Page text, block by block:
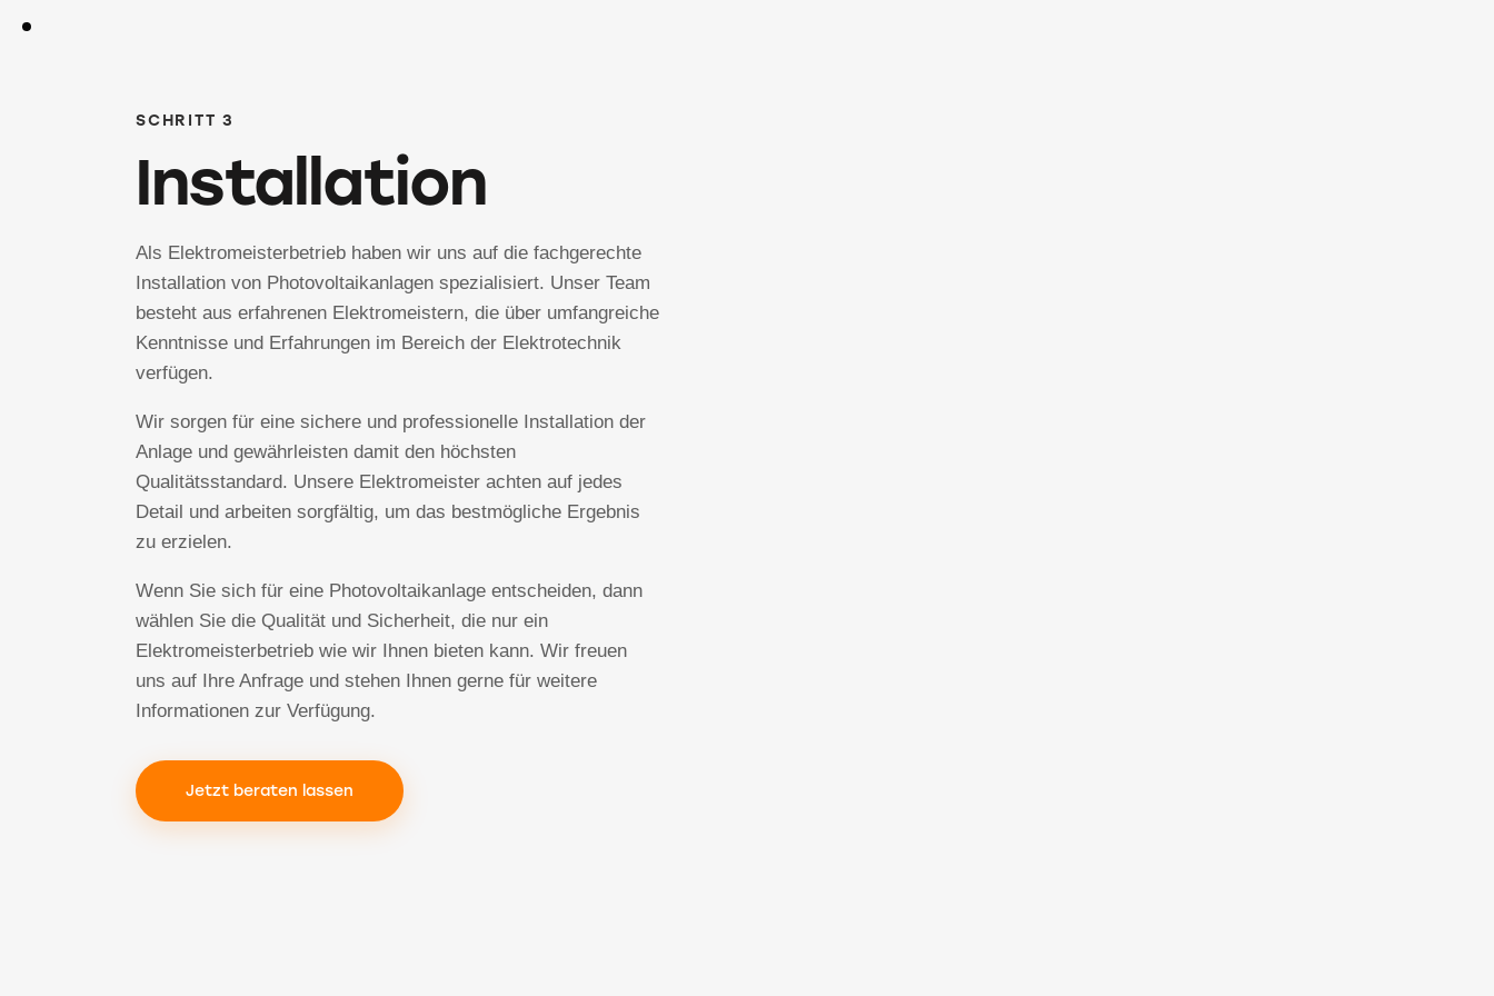
SCHRITT 3
Installation
Als Elektromeisterbetrieb haben wir uns auf die fachgerechte
Installation von Photovoltaikanlagen spezialisiert. Unser Team
besteht aus erfahrenen Elektromeistern, die über umfangreiche
Kenntnisse und Erfahrungen im Bereich der Elektrotechnik
verfügen.
Wir sorgen für eine sichere und professionelle Installation der
Anlage und gewährleisten damit den höchsten
Qualitätsstandard. Unsere Elektromeister achten auf jedes
Detail und arbeiten sorgfältig, um das bestmögliche Ergebnis
zu erzielen.
Wenn Sie sich für eine Photovoltaikanlage entscheiden, dann
wählen Sie die Qualität und Sicherheit, die nur ein
Elektromeisterbetrieb wie wir Ihnen bieten kann. Wir freuen
uns auf Ihre Anfrage und stehen Ihnen gerne für weitere
Informationen zur Verfügung.
Jetzt beraten lassen